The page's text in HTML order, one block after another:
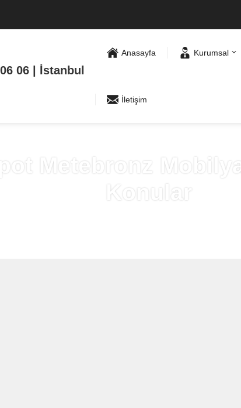
Anasayfa Kurumsal
İletişim
Metebronz
Konular